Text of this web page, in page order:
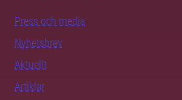
Press och media
Nyhetsbrev
Aktuellt
Artiklar